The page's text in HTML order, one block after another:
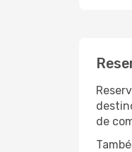
de